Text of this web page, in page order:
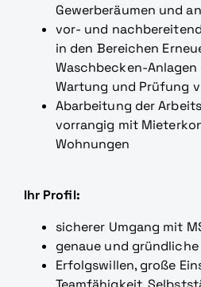
Gewerberäumen und
vor- und
in den Bereichen
Waschbecken-
Wartung und Prüfung
Abarbeitung der
vorrangig mit
Wohnungen
Ihr Profil:
sicherer Umgang mit
genaue und
Erfolgswillen, große